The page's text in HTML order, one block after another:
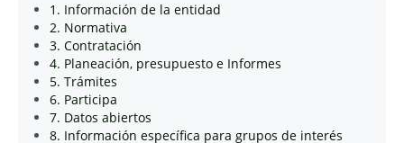
1. Información de la entidad
2. Normativa
3. Contratación
4. Planeación, presupuesto e Informes
5. Trámites
6. Participa
7. Datos abiertos
8. Información específica para grupos de interés